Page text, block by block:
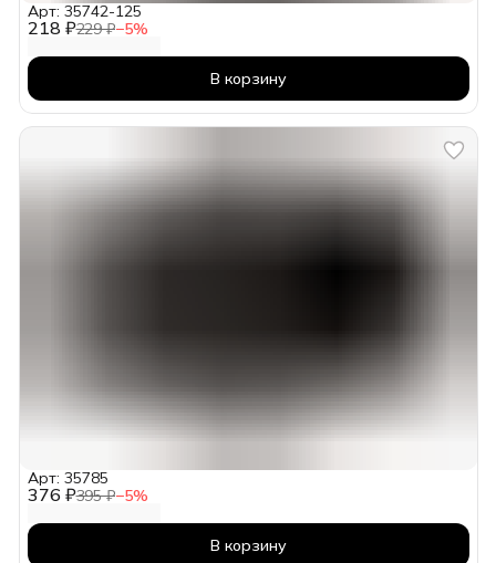
218 ₽229 ₽−5%
Арт: 35742-125
В корзину
376 ₽395 ₽−5%
Арт: 35785
В корзину